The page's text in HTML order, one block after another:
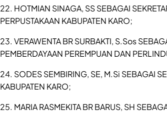
22. HOTMIAN SINAGA, SS SEBAGAI
PERPUSTAKAAN KABUPATEN KARO;
23. VERAWENTA BR SURBAKTI, S.Sos
PEMBERDAYAAN PEREMPUAN DAN
24. SODES SEMBIRING, SE, M.Si SEBAGAI
KABUPATEN KARO;
25. MARIA RASMEKITA BR BARUS, SH